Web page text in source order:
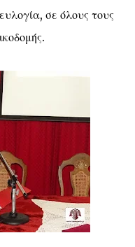
σε όλους τους